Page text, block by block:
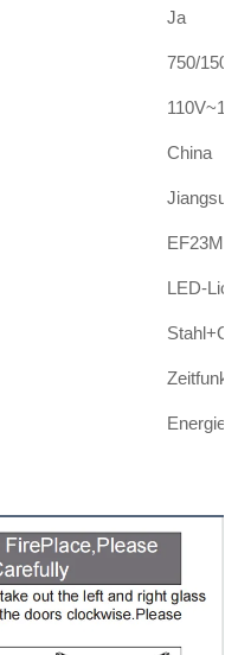
Ja
750/
China
Jiangsu
EF23M/
LED-